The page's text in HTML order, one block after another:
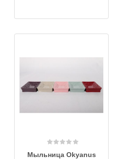
Мыльница Okyanus